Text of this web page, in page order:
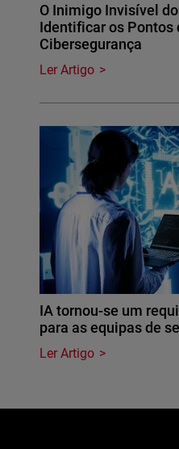
O Inimigo Invisível
Identificar os Pontos
Cibersegurança
Ler Artigo
IA tornou-se um
para as equipas de
Ler Artigo